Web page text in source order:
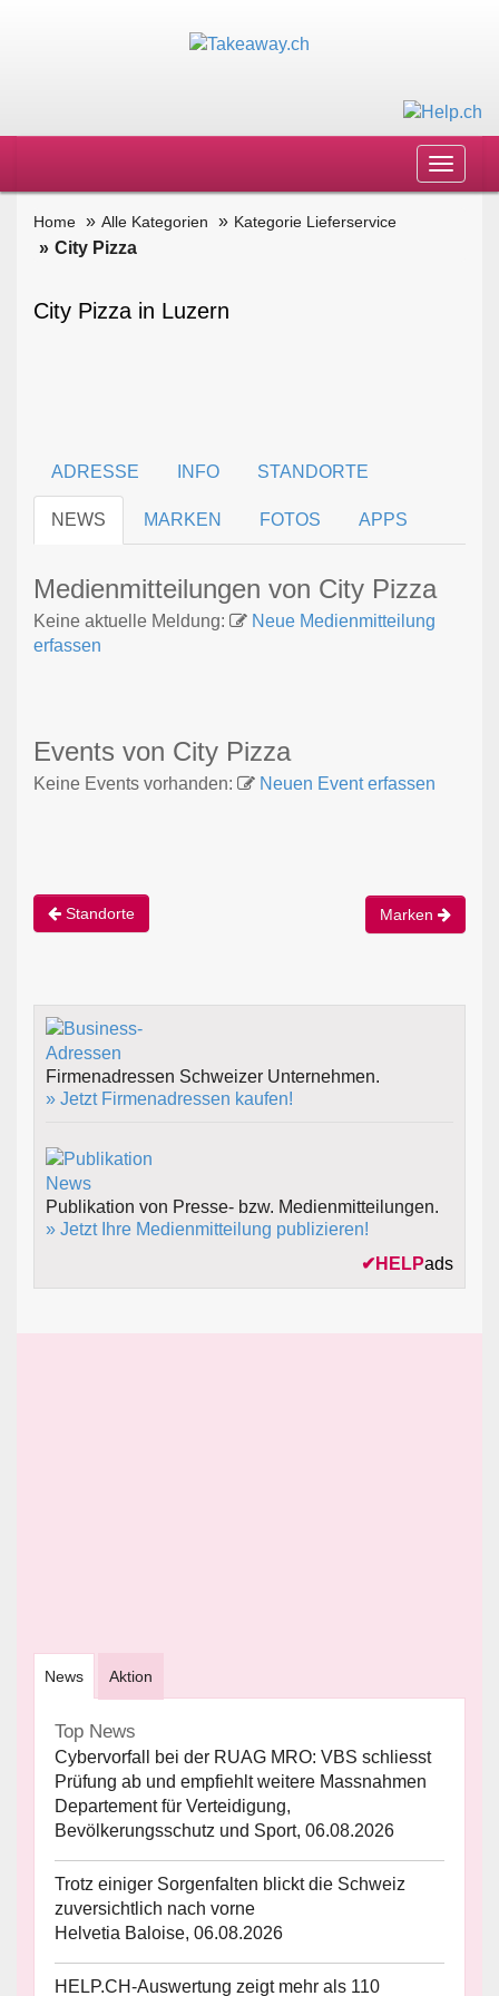
Toggle
Home Alle Kategorien Kategorie Lieferservice
City Pizza
City Pizza in Luzern
ADRESSE INFO STANDORTE
NEWS MARKEN FOTOS APPS
Medienmitteilungen von City Pizza
Keine aktuelle Meldung:
Neue Medienmitteilung
erfassen
Events von City Pizza
Keine Events vorhanden: Neuen Event erfassen
Standorte Marken
Firmenadressen Schweizer Unternehmen.
» Jetzt Firmenadressen kaufen!
Publikation von Presse- bzw. Medienmitteilungen.
» Jetzt Ihre Medienmitteilung publizieren!
✔ HELPads
News Aktion
Top News
Cybervorfall bei der RUAG MRO: VBS schliesst
Prüfung ab und empfiehlt weitere Massnahmen
Departement für Verteidigung,
Bevölkerungsschutz und Sport, 06.08.2026
Trotz einiger Sorgenfalten blickt die Schweiz
zuversichtlich nach vorne
Helvetia Baloise, 06.08.2026
HELP.CH-Auswertung zeigt mehr als 110